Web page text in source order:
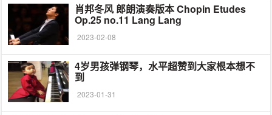
肖邦冬风 郎朗演奏版本 Chopin Etudes
Op.25 no.11 Lang Lang
2023-02-08
4岁男孩弹钢琴，水平超赞到大家根本想不
到
2023-01-31